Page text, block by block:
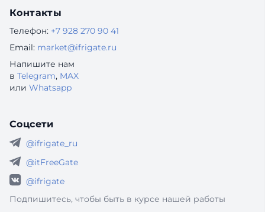
Контакты
Телефон: +7 928 270 90 41
Email: market@ifrigate.ru
Напишите нам
в Telegram, MAX
или Whatsapp
Соцсети
@ifrigate_ru
@itFreeGate
@ifrigate
Подпишитесь, чтобы быть в курсе нашей работы